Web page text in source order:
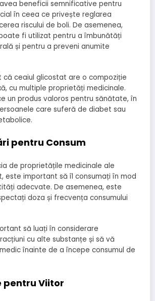
beneficii semnificative pentru
în ceea ce privește reglarea
riscului de boli. De asemenea,
fi utilizat pentru a îmbunătăți
și pentru a preveni anumite
că ceaiul glicostat are o compoziție
cu multiple proprietăți medicinale.
un produs valoros pentru sănătate, în
care suferă de diabet sau
pentru Consum
de proprietățile medicinale ale
este important să îl consumați în mod
adecvate. De asemenea, este
doza și frecvența consumului
să luați în considerare
cu alte substanțe și să vă
înainte de a începe consumul de
pentru Viitor